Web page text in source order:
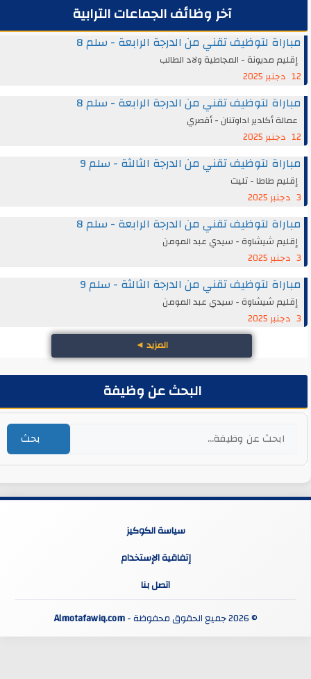
آخر وظائف الجماعات الترابية
مباراة لتوظيف تقني من الدرجة الرابعة - سلم 8
إقليم مديونة - المجاطية ولاد الطالب
12 دجنبر 2025
مباراة لتوظيف تقني من الدرجة الرابعة - سلم 8
عمالة أكادير اداوتنان - أقصري
12 دجنبر 2025
مباراة لتوظيف تقني من الدرجة الثالثة - سلم 9
إقليم طاطا - تليت
مباراة لتوظيف تقني من الدرجة الرابعة - سلم 8
إقليم شيشاوة - سيدي عبد المومن
مباراة لتوظيف تقني من الدرجة الثالثة - سلم 9
إقليم شيشاوة - سيدي عبد المومن
المزيد◄
البحث عن وظيفة
بحث
سياسة الكوكيز
إتفاقية الإستخدام
اتصل بنا
© 2026 جميع الحقوق محفوظة -
Almotafawiq.com